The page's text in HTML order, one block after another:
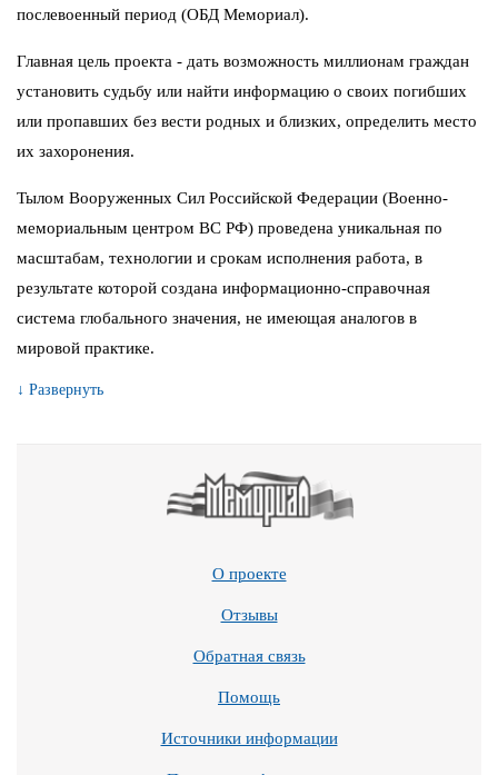
послевоенный период (ОБД Мемориал).
Главная цель проекта - дать возможность миллионам граждан
установить судьбу или найти информацию о своих погибших
или пропавших без вести родных и близких, определить место
их захоронения.
Тылом Вооруженных Сил Российской Федерации (Военно-
мемориальным центром ВС РФ) проведена уникальная по
масштабам, технологии и срокам исполнения работа, в
результате которой создана информационно-справочная
система глобального значения, не имеющая аналогов в
мировой практике.
↓ Развернуть
О проекте
Отзывы
Обратная связь
Помощь
Источники информации